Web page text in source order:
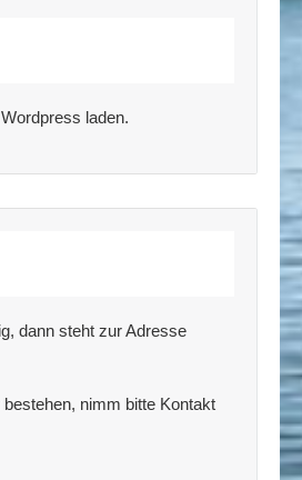
laden.
dann steht zur Adresse
nimm bitte Kontakt